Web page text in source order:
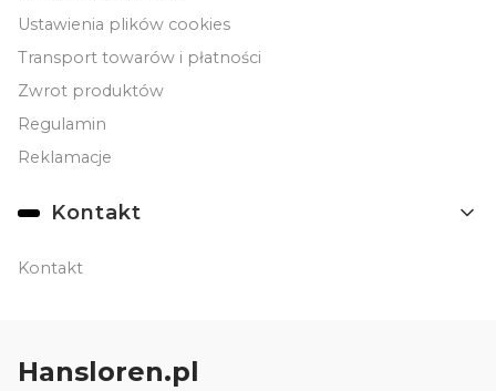
Ustawienia plików cookies
Transport towarów i płatności
Zwrot produktów
Regulamin
Reklamacje
Kontakt
Kontakt
Hansloren.pl